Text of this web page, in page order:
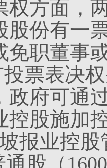
权方面，
股份有一
免职董事
票表决
政府可通
控股施加
报业控股